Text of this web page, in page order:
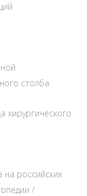
столба
хирургического
на российских
/